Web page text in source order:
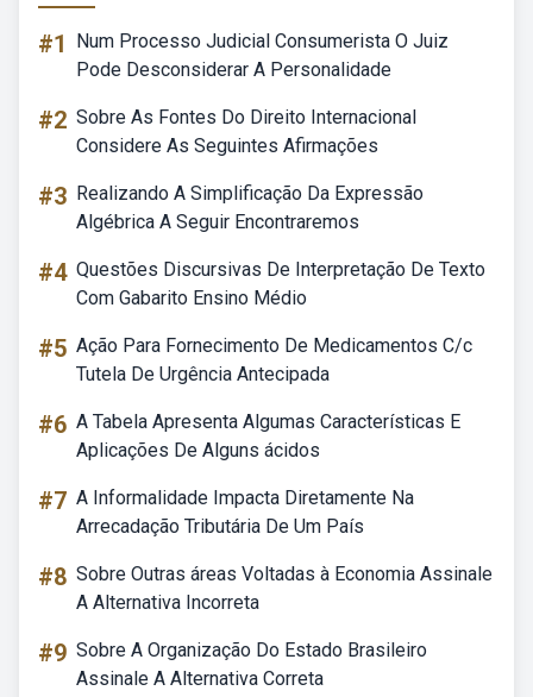
#1
Num Processo Judicial Consumerista O Juiz
Pode Desconsiderar A Personalidade
#2 Sobre As Fontes Do Direito Internacional
Considere As Seguintes Afirmações
#3 Realizando A Simplificação Da Expressão
Algébrica A Seguir Encontraremos
#4 Questões Discursivas De Interpretação De Texto
Com Gabarito Ensino Médio
#5 Ação Para Fornecimento De Medicamentos C/c
Tutela De Urgência Antecipada
#6 A Tabela Apresenta Algumas Características E
Aplicações De Alguns ácidos
#7 A Informalidade Impacta Diretamente Na
Arrecadação Tributária De Um País
#8 Sobre Outras áreas Voltadas à Economia Assinale
A Alternativa Incorreta
#9 Sobre A Organização Do Estado Brasileiro
Assinale A Alternativa Correta